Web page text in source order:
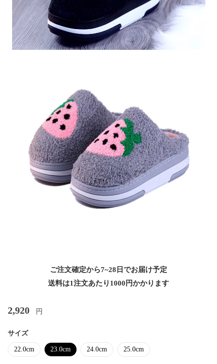
ご注文確定から7~28日でお届け予定
送料は1注文あたり 1000 円かかります
2,920 円
サイズ
22.0cm 23.0cm 24.0cm 25.0cm